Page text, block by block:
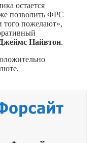
остается
позволить ФРС
того пожелают»,
Найвтон.